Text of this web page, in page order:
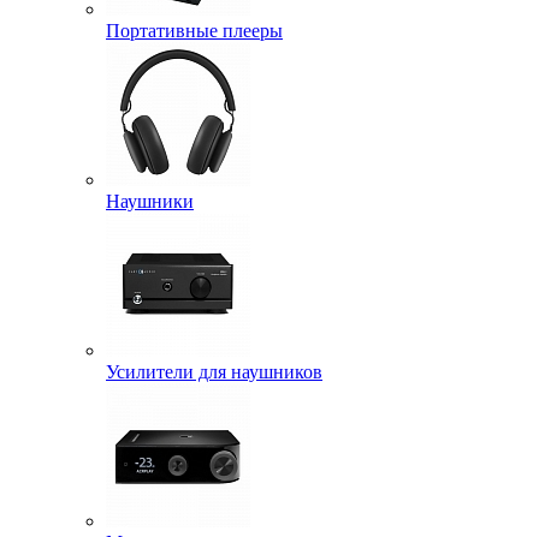
Портативные плееры
Наушники
Усилители для наушников